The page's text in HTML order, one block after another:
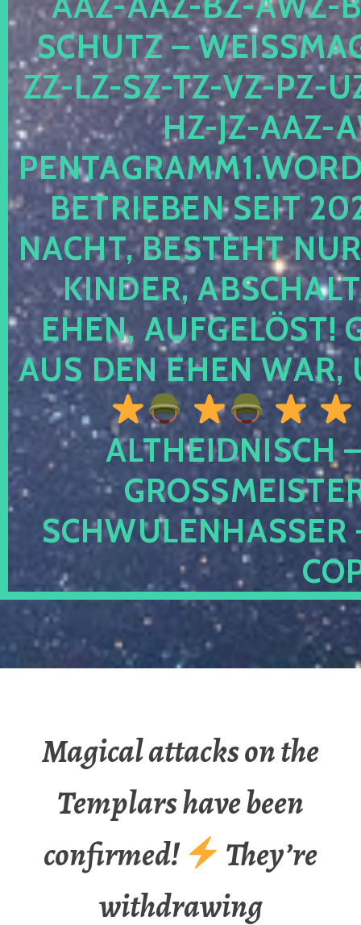
CHUTZ –
-LZ-SZ-TZ-VZ-PZ-UZ-
-JZ-AAZ-
TRIEBEN SEIT 2024
CHT, BESTEHT NUR
NDER,
EN, AUFGELÖST!
S DEN EHEN WAR,
ALTHEIDNISCH
CHWULENHASSER
Magical attacks on the
Templars have been
confirmed!
They’re
withdrawing